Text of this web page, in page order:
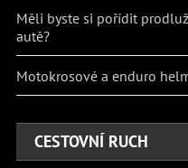
Měli byste si pořídit
autě?
Motokrosové a enduro
CESTOVNÍ RUCH